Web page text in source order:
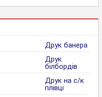
Друк банера
Друк
білбордів
Друк на с/к
плівці